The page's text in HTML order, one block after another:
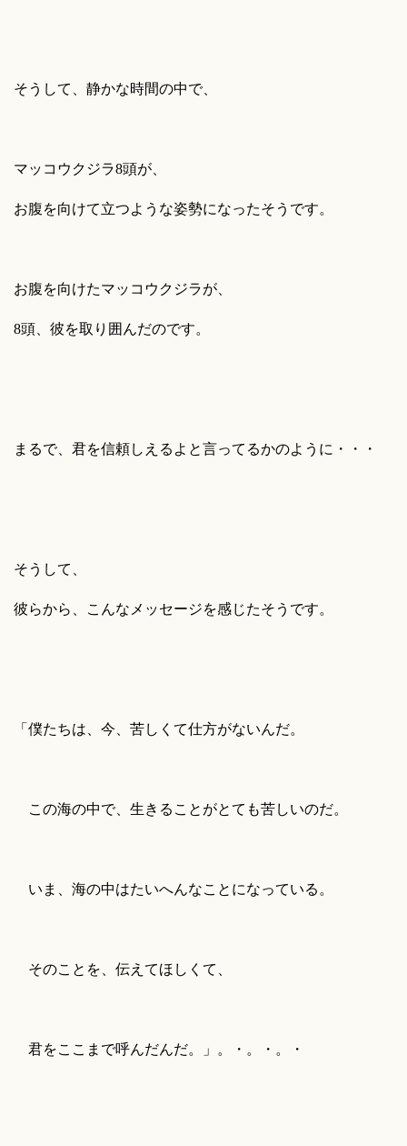
そうして、静かな時間の中で、
マッコウクジラ8頭が、
お腹を向けて立つような姿勢になったそうです。
お腹を向けたマッコウクジラが、
8頭、彼を取り囲んだのです。
まるで、君を信頼しえるよと言ってるかのように・・・
そうして、
彼らから、こんなメッセージを感じたそうです。
「僕たちは、今、苦しくて仕方がないんだ。
この海の中で、生きることがとても苦しいのだ。
いま、海の中はたいへんなことになっている。
そのことを、伝えてほしくて、
君をここまで呼んだんだ。」。・。・。・